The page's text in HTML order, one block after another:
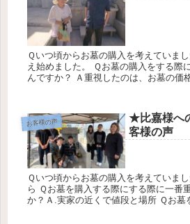
Ｑいつ頃からお墓の購入を考えていま
え始めました。 Ｑお墓の購入をする際
んですか？ Ａ重視したのは、お墓の価
お客様の声
★比嘉様へ
客様の声
Ｑいつ頃からお墓の購入を考えていま
ら Ｑお墓を購入する際にする際に一番
か？Ａ.実家の近くで値段と場所 Ｑお墓